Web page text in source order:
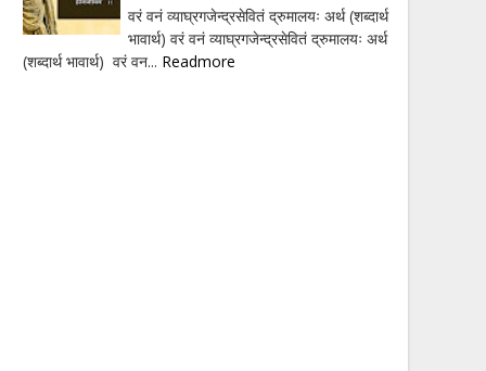
वरं वनं व्याघ्रगजेन्द्रसेवितं द्रुमालयः अर्थ (शब्दार्थ
भावार्थ) वरं वनं व्याघ्रगजेन्द्रसेवितं द्रुमालयः अर्थ
(शब्दार्थ भावार्थ) वरं वन... Readmore